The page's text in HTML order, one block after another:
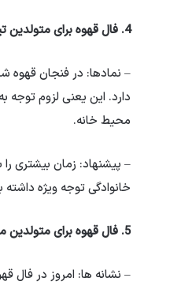
4. فال قهوه برای متولدین تیر (سرطان)
– نمادها: در فنجان قهوه
دارد. این یعنی لزوم توجه
محیط خانه.
– پیشنهاد: زمان بیشتری را
خانوادگی توجه ویژه داشته
5. فال قهوه برای متولدین مرداد (برج اسد)
– نشانه ها: امروز در فال